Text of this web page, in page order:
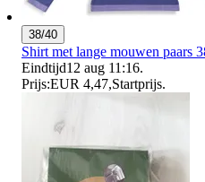
38/40
Shirt met lange mouwen paars
Eindtijd12 aug 11:16.
Prijs:EUR 4,47,Startprijs.